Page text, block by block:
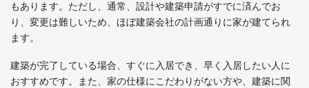
もあります。ただし、通常、設計や建築申請がすでに済んでお
り、変更は難しいため、ほぼ建築会社の計画通りに家が建てられ
ます。
建築が完了している場合、すぐに入居でき、早く入居したい人に
おすすめです。また、家の仕様にこだわりがない方や、建築に関